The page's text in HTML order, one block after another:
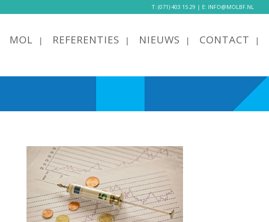
T: (071) 403 15 29 | E: INFO@MOLBF.NL
MOL REFERENTIES NIEUWS CONTACT